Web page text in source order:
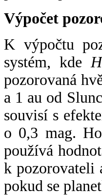
Výpočet
K výpočtu
systém, kde H
pozorovaná
a 1 au od
souvisí s
o 0,3 mag.
používá
k pozorovateli
pokud se